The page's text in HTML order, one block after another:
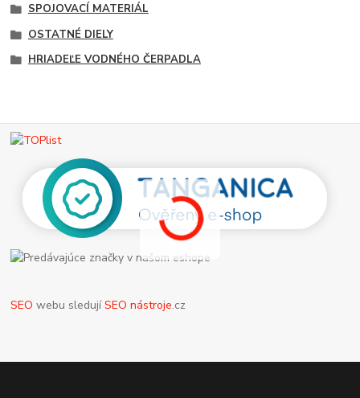
SPOJOVACÍ MATERIÁL
OSTATNÉ DIELY
HRIADEĽE VODNÉHO ČERPADLA
SEO webu sledujíSEO nástroje.cz